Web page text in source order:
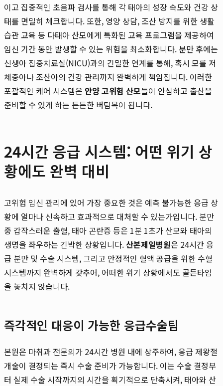
이고 집중적인 초음파 검사를 통해 각 태아의 성장 속도와 건강 상
태를 면밀히 체크합니다. 또한, 영양 상담, 조산 방지를 위한 생활
습관 교육 등 다태아 산모에게 특화된 교육 프로그램을 제공하여
임신 기간 동안 발생할 수 있는 위험을 최소화합니다. 분만 후에는
신생아 집중치료실(NICU)과의 긴밀한 연계를 통해, 혹시 모를 저
체중아나 조산아의 건강 관리까지 완벽하게 책임집니다. 이러한
포괄적인 케어 시스템은 안양 고위험 산모들이 안심하고 출산을
준비할 수 있게 하는 든든한 버팀목이 됩니다.
24시간 응급 시스템: 어떤 위기 상
황에도 완벽 대비
고위험 임신 관리에 있어 가장 중요한 것은 예측 불가능한 응급 상
황에 얼마나 신속하고 효과적으로 대처할 수 있는가입니다. 분만
중 갑작스러운 출혈, 태아 곤란증 등은 1분 1초가 산모와 태아의
생명을 좌우하는 긴박한 상황입니다.산본제일병원은 24시간 응
급 분만 및 수술 시스템, 그리고 안정적인 혈액 공급을 위한 수혈
시스템까지 완벽하게 갖추어, 어떠한 위기 상황에서도 골든타임
을 놓치지 않습니다.
즉각적인 대응이 가능한 응급수술팀
본원은 마취과 전문의가 24시간 병원 내에 상주하여, 응급 제왕절
개술이 결정되는 즉시 수술 준비가 가능합니다. 이는 수술 결정부
터 실제 수술 시작까지의 시간을 획기적으로 단축시켜, 태아와 산